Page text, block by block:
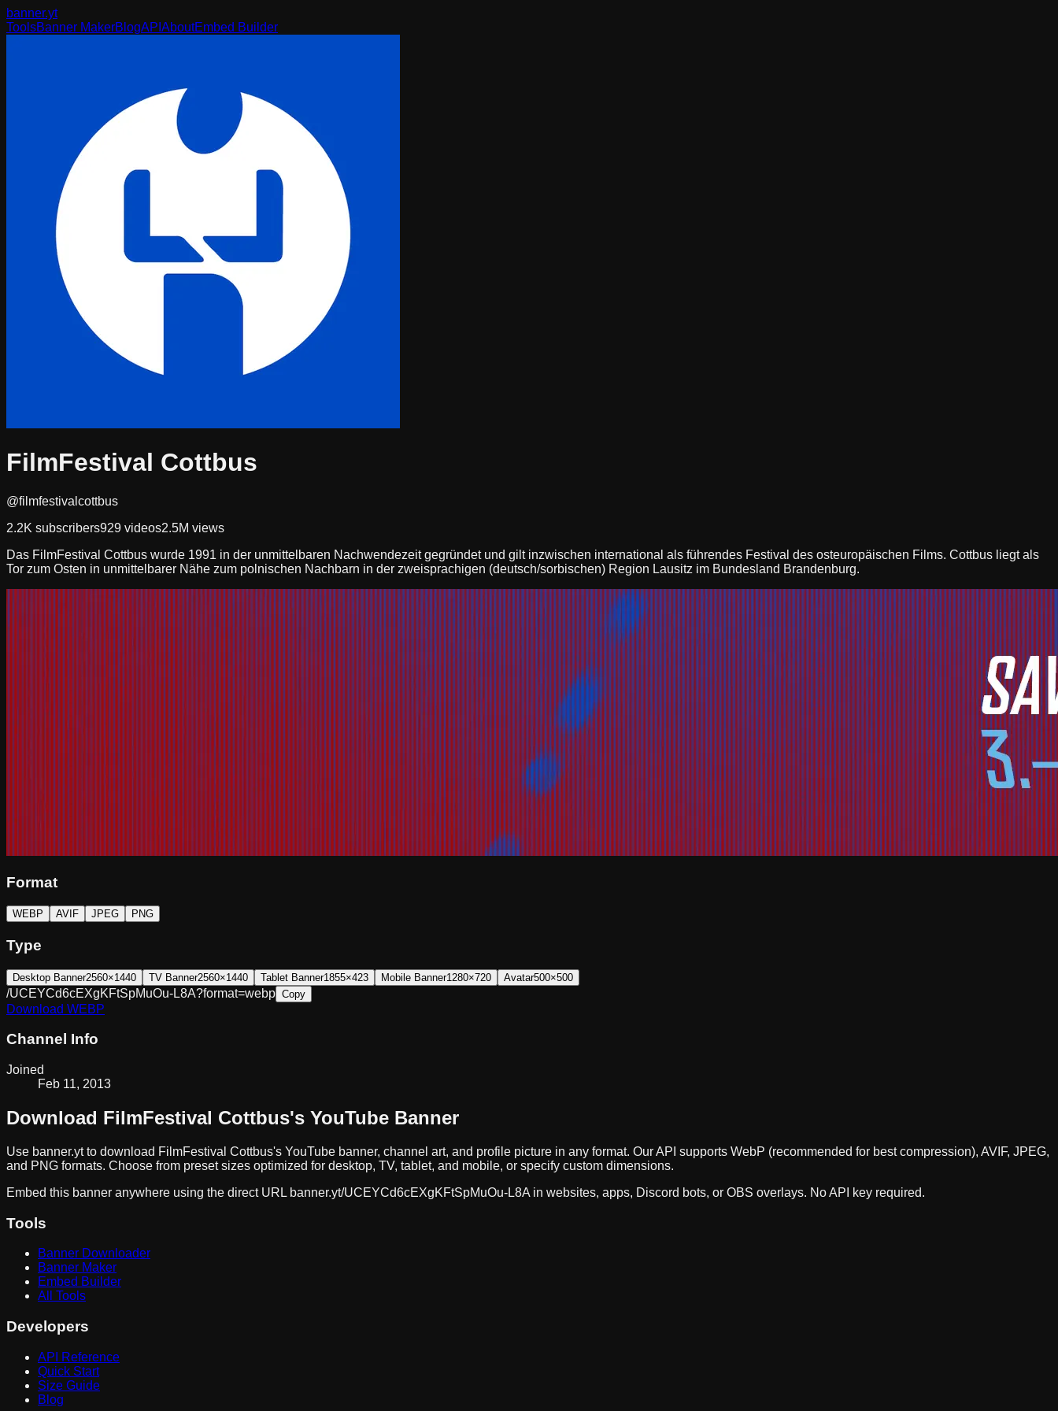
banner.yt
ToolsBanner MakerBlogAPI AboutEmbed Builder
FilmFestival Cottbus
@filmfestivalcottbus
2.2K subscribers929 videos2.5M views
Das FilmFestival Cottbus wurde 1991 in der unmittelbaren Nachwendezeit gegründet und gilt inzwischen international als führendes Festival des osteuropäischen Films. Cottbus liegt als
Tor zum Osten in unmittelbarer Nähe zum polnischen Nachbarn in der zweisprachigen (deutsch/sorbischen) Region Lausitz im Bundesland Brandenburg.
Format
WEBP AVIF JPEG PNG
Type
Desktop Banner2560×1440 TV Banner2560×1440 Tablet Banner1855×423 Mobile Banner1280×720 Avatar500×500
/UCEYCd6cEXgKFtSpMuOu-L8A?format=webp Copy
Download WEBP
Channel Info
Joined
Feb 11, 2013
Download FilmFestival Cottbus's YouTube Banner
Use banner.yt to download FilmFestival Cottbus's YouTube banner, channel art, and profile picture in any format. Our API supports WebP (recommended for best compression), AVIF, JPEG,
and PNG formats. Choose from preset sizes optimized for desktop, TV, tablet, and mobile, or specify custom dimensions.
Embed this banner anywhere using the direct URL banner.yt/UCEYCd6cEXgKFtSpMuOu-L8A in websites, apps, Discord bots, or OBS overlays. No API key required.
Tools
Banner Downloader
Banner Maker
Embed Builder
All Tools
Developers
API Reference
Quick Start
Size Guide
Blog